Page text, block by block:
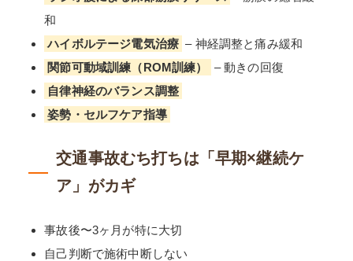
和
ハイボルテージ電気治療 – 神経調整と痛み緩和
関節可動域訓練（ROM訓練）
– 動きの回復
自律神経のバランス調整
姿勢・セルフケア指導
交通事故むち打ちは「早期×継続ケ
ア」がカギ
事故後〜3ヶ月が特に大切
自己判断で施術中断しない